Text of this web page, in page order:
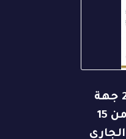
تطوير 119 خدمة في 22 جهة
حكومية خلال الفترة من 15